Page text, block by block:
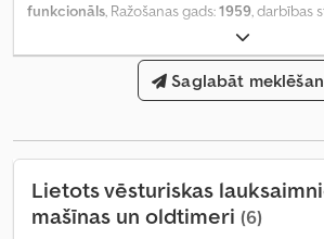
funkcionāls, Ražošanas gads:1959, darbības
, dzinēju ražotājs:
mehānisks, degvielas veids:dīzeļdegviela,
, pirmā reģistrācija:05/1959, nākamā
sarkans, kopējais svars:1 950
iekārtas/transportlīdzekļa numurs:IHC D 214,
Saglabāt
Lietots vēsturiskas
mašīnas un oldtimeri (6)